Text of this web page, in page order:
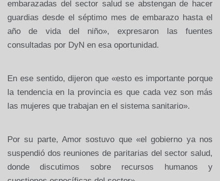
embarazadas del sector salud se abstengan de hacer
guardias desde el séptimo mes de embarazo hasta el
año de vida del niño», expresaron las fuentes
consultadas por DyN en esa oportunidad.
En ese sentido, dijeron que «esto es importante porque
la tendencia en la provincia es que cada vez son más
las mujeres que trabajan en el sistema sanitario».
Por su parte, Amor sostuvo que «el gobierno ya nos
suspendió dos reuniones de paritarias del sector salud,
donde discutimos sobre recursos humanos y